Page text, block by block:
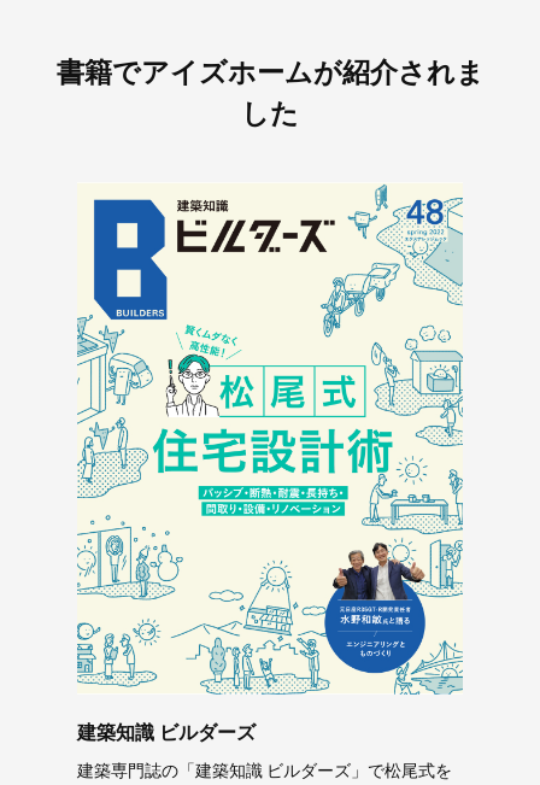
書籍でアイズホームが紹介されま
した
建築知識 ビルダーズ
建築専門誌の「建築知識 ビルダーズ」で松尾式を